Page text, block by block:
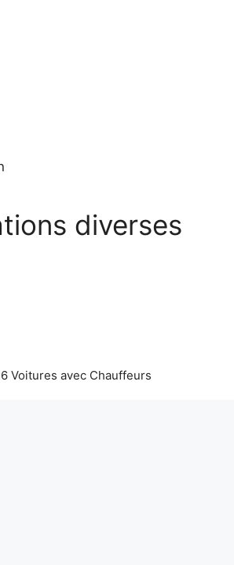
diverses
Voitures avec Chauffeurs